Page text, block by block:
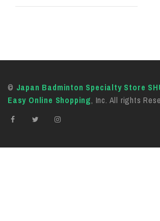
© Japan Badminton Specialty Store
Easy Online Shopping, Inc. All rights